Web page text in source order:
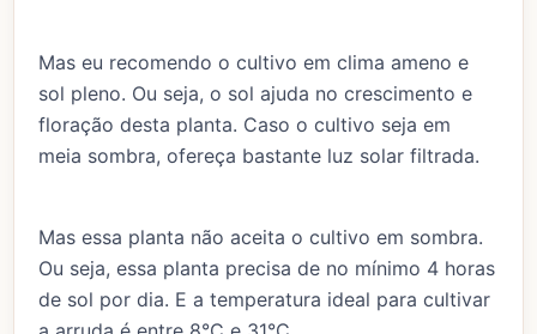
Mas eu recomendo o cultivo em clima ameno e
sol pleno. Ou seja, o sol ajuda no crescimento e
floração desta planta. Caso o cultivo seja em
meia sombra, ofereça bastante luz solar filtrada.
Mas essa planta não aceita o cultivo em sombra.
Ou seja, essa planta precisa de no mínimo 4 horas
de sol por dia. E a temperatura ideal para cultivar